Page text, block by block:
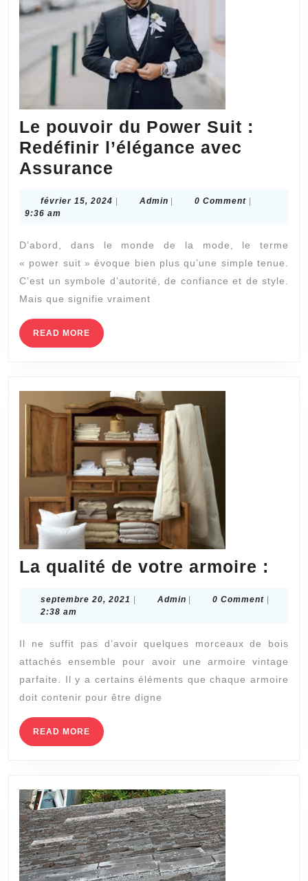
Le pouvoir du Power Suit :
Redéfinir l’élégance avec
Assurance
du
Suit
:
Redéfinir
février 15, 2024 février
| AdminAdmin
| 0 Comment |
9:36 am
D’abord, dans le monde de la mode, le terme
« power suit » évoque bien plus qu’une simple tenue.
C’est un symbole d’autorité, de confiance et de style.
Mais que signifie vraiment
READ MORE READ
MORE
La qualité de votre armoire :
:
septembre 20, 2021 septembre
AdminAdmin0 Comment
2:38 am
Il ne suffit pas d’avoir quelques morceaux de bois
attachés ensemble pour avoir une armoire vintage
parfaite. Il y a certains éléments que chaque armoire
doit contenir pour être digne
READ MORE READ
MORE